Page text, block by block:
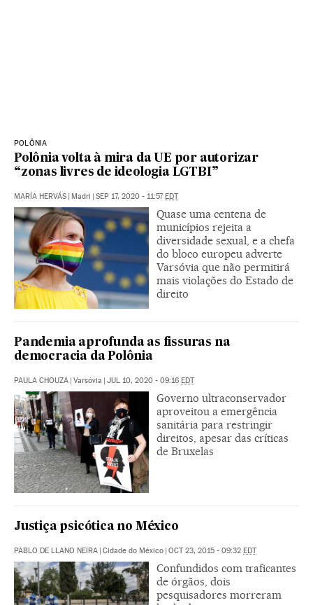
POLÔNIA
Polônia volta à mira da UE por autorizar
“zonas livres de ideologia LGTBI”
MARÍA HERVÁS | Madri | SEP 17, 2020 - 11:57EDT
Quase uma centena de
municípios rejeita a
diversidade sexual, e a chefa
do bloco europeu adverte
Varsóvia que não permitirá
mais violações do Estado de
direito
Pandemia aprofunda as fissuras na
democracia da Polônia
PAULA CHOUZA | Varsóvia | JUL 10, 2020 - 09:16 EDT
Governo ultraconservador
aproveitou a emergência
sanitária para restringir
direitos, apesar das críticas
de Bruxelas
Justiça psicótica no México
PABLO DE LLANO NEIRA | Cidade do México | OCT 23, 2015 - 09:32 EDT
Confundidos com traficantes
de órgãos, dois
pesquisadores morreram